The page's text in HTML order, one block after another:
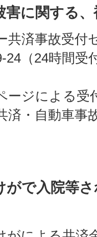
害に関する
済事故受付
24（24時間受
ジによる受
済・自動車事
がで入院等